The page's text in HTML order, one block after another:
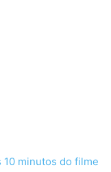
minutos do filme